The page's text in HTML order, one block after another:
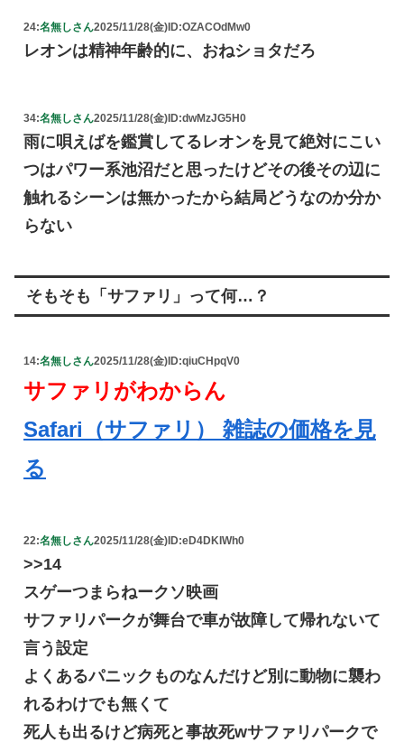
24:名無しさん2025/11/28(金) ID:OZACOdMw0
レオンは精神年齢的に、おねショタだろ
34:名無しさん2025/11/28(金)ID:dwMzJG5H0
雨に唄えばを鑑賞してるレオンを見て絶対にこい
つはパワー系池沼だと思ったけどその後その辺に
触れるシーンは無かったから結局どうなのか分か
らない
そもそも「サファリ」って何…？
14:名無しさん2025/11/28(金)ID:qiuCHpqV0
サファリがわからん
Safari（サファリ） 雑誌の価格を見
る
22:名無しさん2025/11/28(金)ID:eD4DKIWh0
>>14
スゲーつまらねークソ映画
サファリパークが舞台で車が故障して帰れないて
言う設定
よくあるパニックものなんだけど別に動物に襲わ
れるわけでも無くて
死人も出るけど病死と事故死wサファリパークで